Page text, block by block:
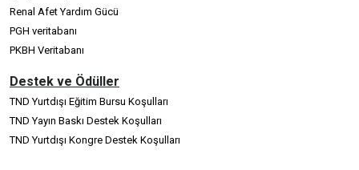
Renal Afet Yardım Gücü
PGH veritabanı
PKBH Veritabanı
Destek ve Ödüller
TND Yurtdışı Eğitim Bursu Koşulları
TND Yayın Baskı Destek Koşulları
TND Yurtdışı Kongre Destek Koşulları